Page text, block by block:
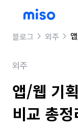
블로그 외주
외주
앱/웹 기
비교 총정